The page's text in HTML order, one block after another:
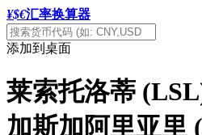
¥$€汇率换算器
添加到桌面
莱索托洛蒂
加斯加阿里亚里